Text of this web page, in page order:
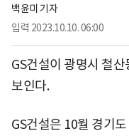
백윤미 기자
입력 2023.10.10. 06:00
GS건설이 광명시 철
보인다.
GS건설은 10월 경기